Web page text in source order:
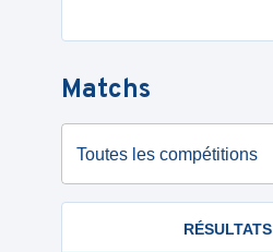
Matchs
Toutes les compétitions
RÉSULTATS